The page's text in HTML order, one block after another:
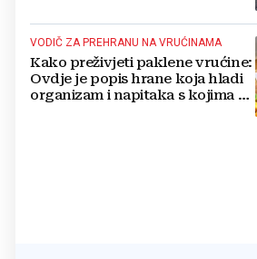
VODIČ ZA PREHRANU NA VRUĆINAMA
Kako preživjeti paklene vrućine:
Ovdje je popis hrane koja hladi
organizam i napitaka s kojima si